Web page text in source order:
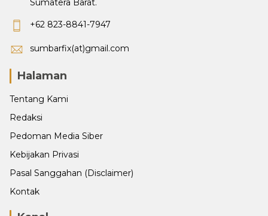
Sumatera Barat.
+62 823-8841-7947
sumbarfix(at)gmail.com
Halaman
Tentang Kami
Redaksi
Pedoman Media Siber
Kebijakan Privasi
Pasal Sanggahan (Disclaimer)
Kontak